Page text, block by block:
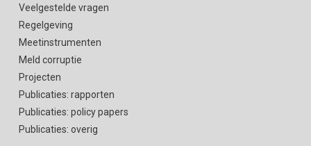
Veelgestelde vragen
Regelgeving
Meetinstrumenten
Meld corruptie
Projecten
Publicaties: rapporten
Publicaties: policy papers
Publicaties: overig